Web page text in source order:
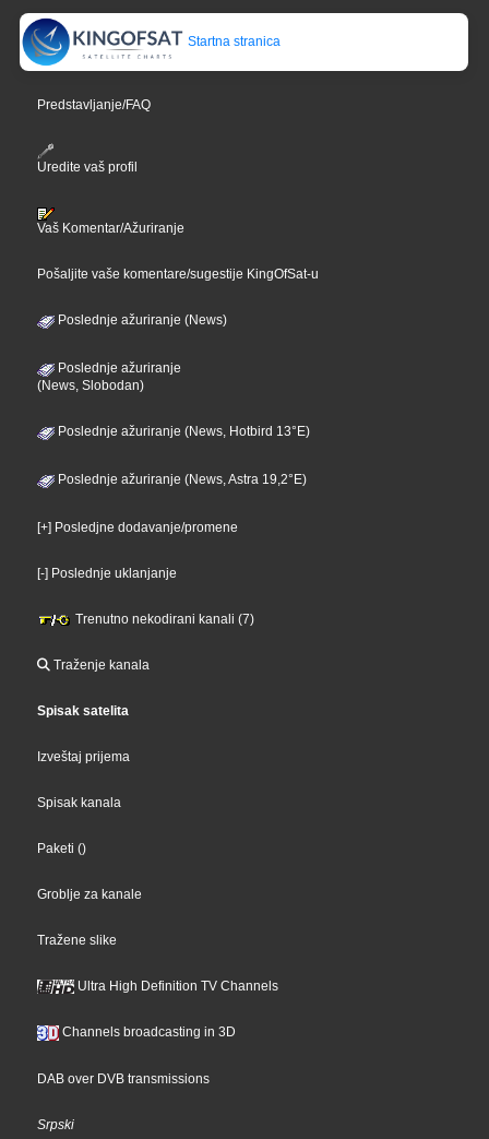
Startna stranica
Predstavljanje/FAQ
Uredite vaš profil
Vaš Komentar/Ažuriranje
Pošaljite vaše komentare/sugestije KingOfSat-u
Poslednje ažuriranje (News)
Poslednje ažuriranje
(News, Slobodan)
Poslednje ažuriranje (News, Hotbird 13°E)
Poslednje ažuriranje (News, Astra 19,2°E)
[+] Posledjne dodavanje/promene
[-] Poslednje uklanjanje
Trenutno nekodirani kanali (7)
Traženje kanala
Spisak satelita
Izveštaj prijema
Spisak kanala
Paketi ()
Groblje za kanale
Tražene slike
Ultra High Definition TV Channels
Channels broadcasting in 3D
DAB over DVB transmissions
Srpski